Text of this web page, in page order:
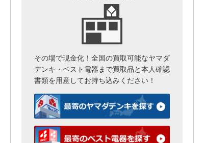
その場で現金化！全国の買取可能なヤマダ
デンキ・ベスト電器まで買取品と本人確認
書類を用意してお持ち込みください！